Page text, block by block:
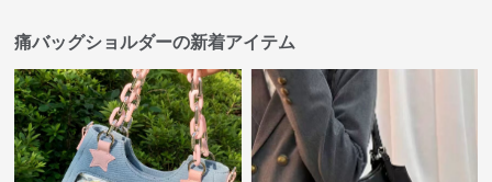
痛バッグショルダーの新着アイテム